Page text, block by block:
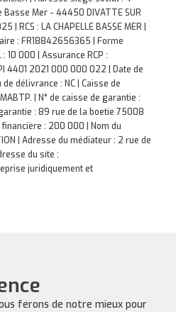
Mer - 44450 DIVATTE SUR
RCS : LA CHAPELLE BASSE MER |
: FR18842656365 | Forme
10 000 | Assurance RCP :
4401 2021 000 000 022 | Date de
délivrance : NC | Caisse de
| N° de caisse de garantie :
: 89 rue de la boetie 75008
financière : 200 000 | Nom du
| Adresse du médiateur : 2 rue de
du site :
juridiquement et
ferons de notre mieux pour